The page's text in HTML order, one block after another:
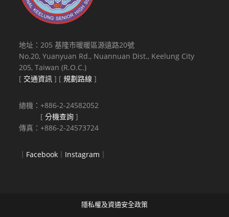
地址：205 基隆市暖暖區源遠路20號
No.20, Yuanyuan Rd., Nuannuan Dist., Keelung City
205, Taiwan (R.O.C.)
[ 交通資訊 ] [規劃路線 ]
總機：+886-2-24582052
[分機查詢 ]
傳真：+886-2-24573724
｜ Facebook ｜ Instagram ｜
隱私權及資通安全政策